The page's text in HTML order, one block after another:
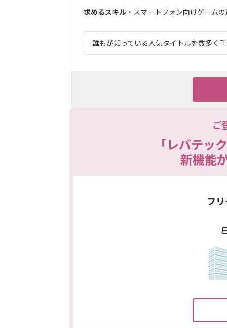
求めるスキル ・スマートフォン向けゲーム
誰もが知っている人気タイトルを数多く
ご
「レバテッ
新機能
フ